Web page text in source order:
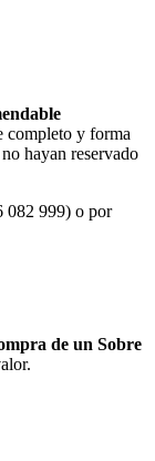
completo y forma
hayan reservado
082 999) o por
de un Sobre